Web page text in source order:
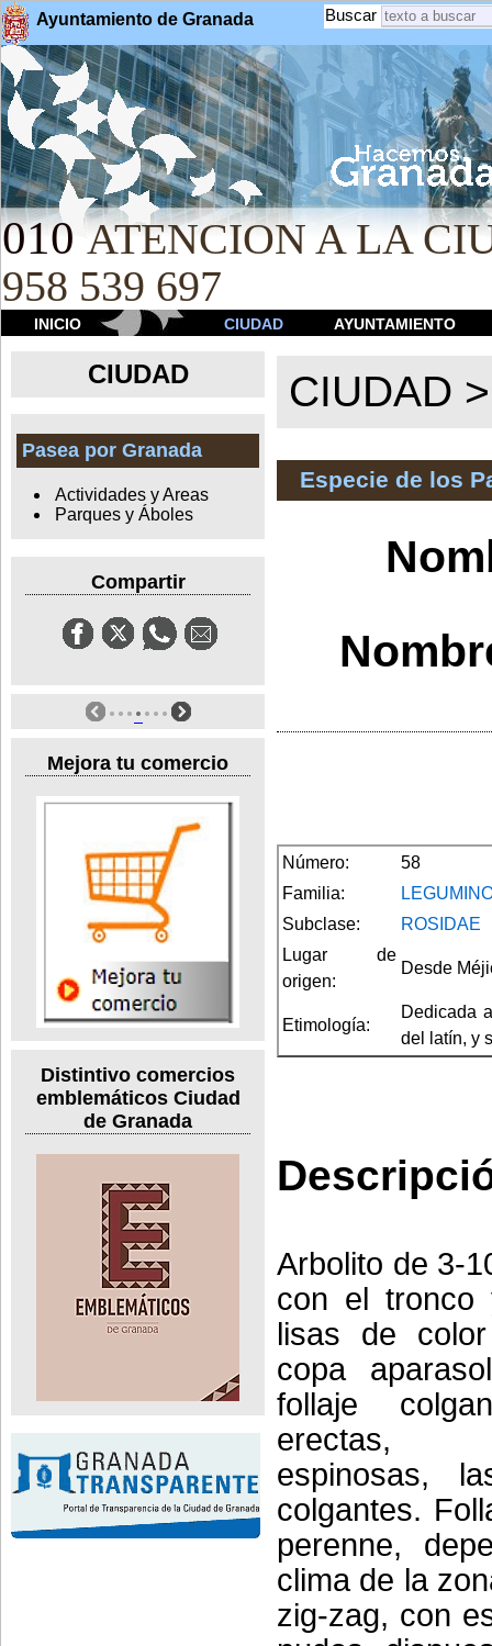
Ayuntamiento de Granada Buscar
010 ATENCION A LA
958 539 697
INICIO CIUDAD AYUNTAMIENTO
CIUDAD
Pasea por Granada
Actividades y Areas
Parques y Áboles
Compartir
Mejora tu comercio
Distintivo comercios
emblemáticos Ciudad
de Granada
CIUDAD
Especie de los
Número:
58
Familia:
Subclase:
ROSIDAE
Lugar de
origen:
Desde
Etimología:
Dedicada
del latín, y
Arbolito de 3-
con el tronco
lisas de
copa
follaje
erectas,
espinosas,
colgantes.
perenne,
clima de la
zig-zag, con